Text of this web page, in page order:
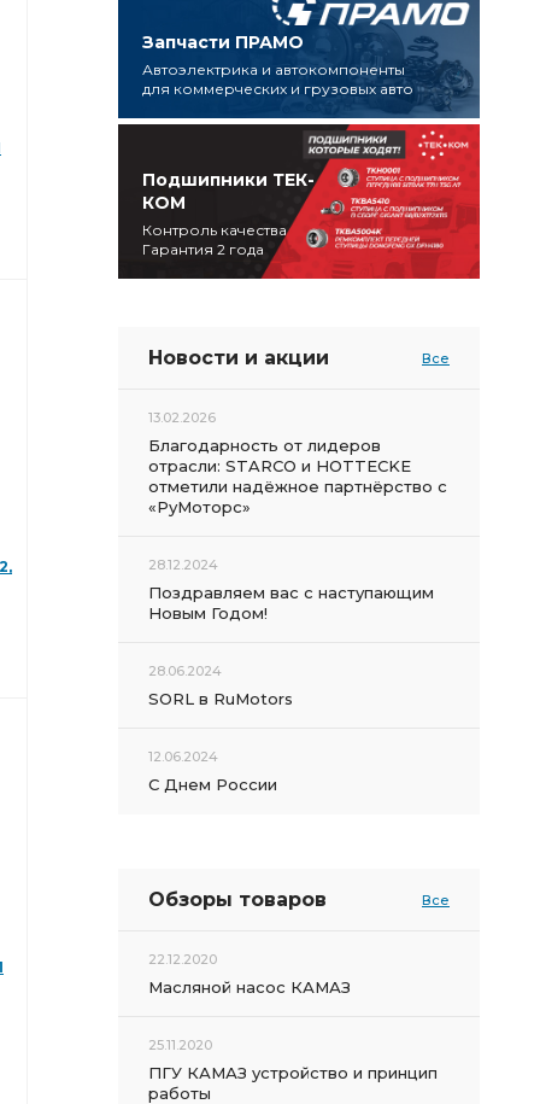
Запчасти ПРАМО
Автоэлектрика и автокомпоненты
для коммерческих и грузовых авто
Подшипники ТЕК-
КОМ
Контроль качества
Гарантия 2 года
Новости и акции Все
13.02.2026
Благодарность от лидеров
отрасли: STARCO и HOTTECKE
отметили надёжное партнёрство с
«РуМоторс»
28.12.2024
Поздравляем вас с наступающим
Новым Годом!
28.06.2024
SORL в RuMotors
12.06.2024
С Днем России
Обзоры товаров Все
22.12.2020
Масляной насос КАМАЗ
25.11.2020
ПГУ КАМАЗ устройство и принцип
работы